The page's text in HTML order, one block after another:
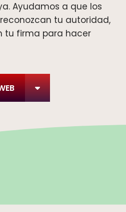
Ayudamos a que los
tu autoridad,
tu firma para hacer